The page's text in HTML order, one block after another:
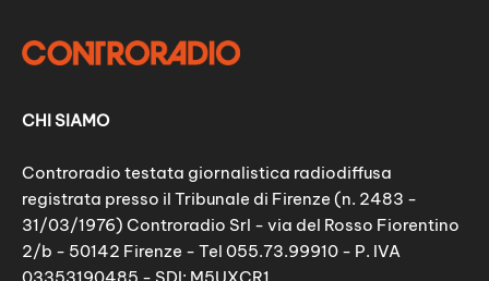
CHI SIAMO
Controradio testata giornalistica radiodiffusa
registrata presso il Tribunale di Firenze (n. 2483 -
31/03/1976) Controradio Srl - via del Rosso Fiorentino
2/b - 50142 Firenze - Tel 055.73.99910 - P. IVA